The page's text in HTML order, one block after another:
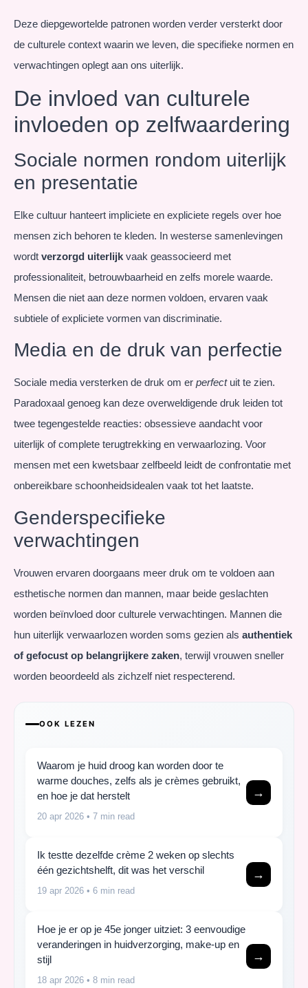
Deze diepgewortelde patronen worden verder versterkt door
de culturele context waarin we leven, die specifieke normen en
verwachtingen oplegt aan ons uiterlijk.
De invloed van culturele
invloeden op zelfwaardering
Sociale normen rondom uiterlijk
en presentatie
Elke cultuur hanteert impliciete en expliciete regels over hoe
mensen zich behoren te kleden. In westerse samenlevingen
wordt verzorgd uiterlijk vaak geassocieerd met
professionaliteit, betrouwbaarheid en zelfs morele waarde.
Mensen die niet aan deze normen voldoen, ervaren vaak
subtiele of expliciete vormen van discriminatie.
Media en de druk van perfectie
Sociale media versterken de druk om er perfectuit te zien.
Paradoxaal genoeg kan deze overweldigende druk leiden tot
twee tegengestelde reacties: obsessieve aandacht voor
uiterlijk of complete terugtrekking en verwaarlozing. Voor
mensen met een kwetsbaar zelfbeeld leidt de confrontatie met
onbereikbare schoonheidsidealen vaak tot het laatste.
Genderspecifieke
verwachtingen
Vrouwen ervaren doorgaans meer druk om te voldoen aan
esthetische normen dan mannen, maar beide geslachten
worden beïnvloed door culturele verwachtingen. Mannen die
hun uiterlijk verwaarlozen worden soms gezien als authentiek
of gefocust op belangrijkere zaken, terwijl vrouwen sneller
worden beoordeeld als zichzelf niet respecterend.
OOK LEZEN
Waarom je huid droog kan worden door te
warme douches, zelfs als je crèmes gebruikt,
en hoe je dat herstelt
20 apr 2026 • 7 min read
→
Ik testte dezelfde crème 2 weken op slechts
één gezichtshelft, dit was het verschil
19 apr 2026 • 6 min read
→
Hoe je er op je 45e jonger uitziet: 3 eenvoudige
veranderingen in huidverzorging, make-up en
stijl
18 apr 2026 • 8 min read
→